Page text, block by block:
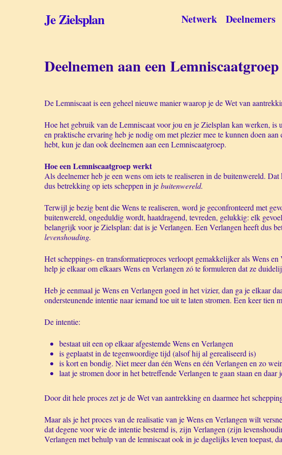
Je Zielsplan Netwerk Deelnemers
Deelnemen aan een Lemniscaatgroep
De Lemniscaat is een geheel nieuwe manier waarop je de Wet van
Hoe het gebruik van de Lemniscaat voor jou en je Zielsplan kan werken,
en praktische ervaring heb je nodig om met plezier mee te kunnen doen
hebt, kun je dan ook deelnemen aan een Lemniscaatgroep.
Hoe een Lemniscaatgroep werkt
Als deelnemer heb je een wens om iets te realiseren in de buitenwereld.
dus betrekking op iets scheppen in jebuitenwereld.
Terwijl je bezig bent die Wens te realiseren, word je geconfronteerd met
buitenwereld, ongeduldig wordt, haatdragend, tevreden, gelukkig: elk
belangrijk voor je Zielsplan: dat is je Verlangen. Een Verlangen heeft dus
levenshouding.
Het scheppings- en transformatieproces verloopt gemakkelijker als Wens
help je elkaar om elkaars Wens en Verlangen zó te formuleren dat ze
Heb je eenmaal je Wens en Verlangen goed in het vizier, dan ga je elkaar
ondersteunende intentie naar iemand toe uit te laten stromen. Een keer
De intentie:
bestaat uit een op elkaar afgestemde Wens en Verlangen
is geplaatst in de tegenwoordige tijd (alsof hij al gerealiseerd is)
is kort en bondig. Niet meer dan één Wens en één Verlangen en zo
laat je stromen door in het betreffende Verlangen te gaan staan en
Door dit hele proces zet je de Wet van aantrekking en daarmee het
Maar als je het proces van de realisatie van je Wens en Verlangen wilt
dat degene voor wie de intentie bestemd is, zijn Verlangen (zijn
Verlangen met behulp van de lemniscaat ook in je dagelijks leven toepast,